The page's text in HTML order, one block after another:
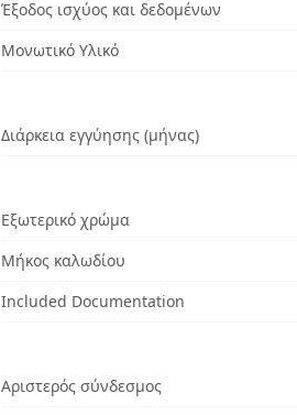
Έξοδος ισχύος και δεδομένων
Μονωτικό Υλικό
Διάρκεια εγγύησης (μήνας)
Εξωτερικό χρώμα
Μήκος καλωδίου
Included Documentation
Αριστερός σύνδεσμος